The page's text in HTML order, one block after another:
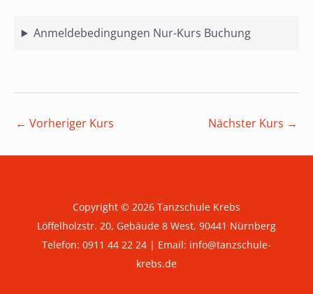
Anmeldebedingungen Nur-Kurs Buchung
Beitragsnavigation
← Vorheriger Kurs Nächster Kurs →
Copyright © 2026 Tanzschule Krebs
Löffelholzstr. 20, Gebäude 8 West, 90441 Nürnberg
Telefon: 0911 44 22 24 | Email: info@tanzschule-
krebs.de